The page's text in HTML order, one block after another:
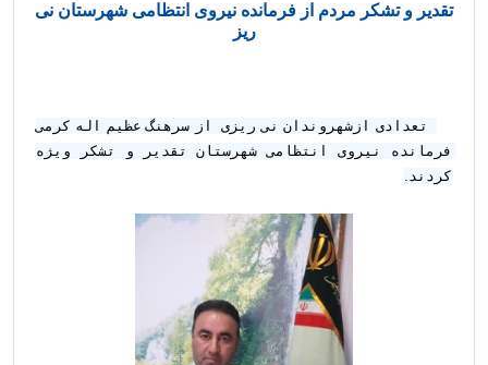
تقدیر و تشکر مردم از فرمانده نیروی انتظامى شهرستان نى
ريز
تعدادی ازشهروندان نى ريزى  از سرهنگ عظيم اله كرمى
کردند.